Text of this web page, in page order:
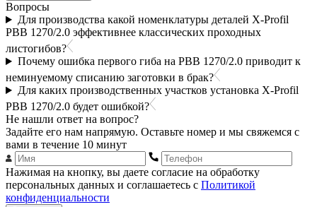
Вопросы
Для производства какой номенклатуры деталей X-Profil
PBB 1270/2.0 эффективнее классических проходных
листогибов?
Почему ошибка первого гиба на PBB 1270/2.0 приводит к
неминуемому списанию заготовки в брак?
Для каких производственных участков установка X-Profil
PBB 1270/2.0 будет ошибкой?
Не нашли ответ на вопрос?
Задайте его нам напрямую. Оставьте номер и мы свяжемся с
вами в течение 10 минут
Нажимая на кнопку, вы даете согласие на обработку
персональных данных и соглашаетесь с Политикой
конфиденциальности